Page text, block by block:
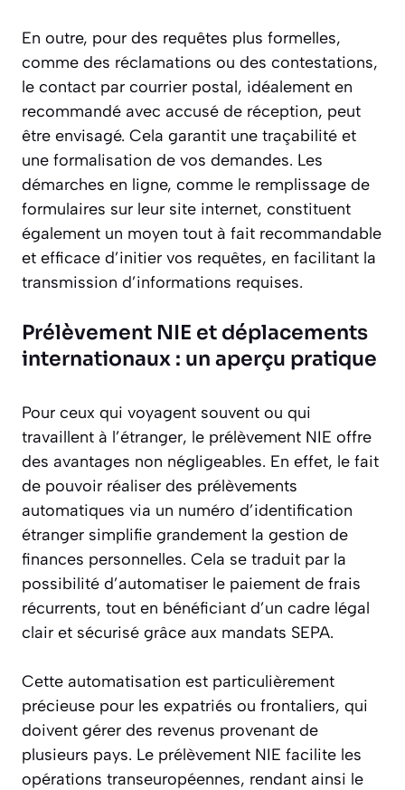
En outre, pour des requêtes plus formelles,
comme des réclamations ou des contestations,
le contact par courrier postal, idéalement en
recommandé avec accusé de réception, peut
être envisagé. Cela garantit une traçabilité et
une formalisation de vos demandes. Les
démarches en ligne, comme le remplissage de
formulaires sur leur site internet, constituent
également un moyen tout à fait recommandable
et efficace d’initier vos requêtes, en facilitant la
transmission d’informations requises.
Prélèvement NIE et déplacements
internationaux : un aperçu pratique
Pour ceux qui voyagent souvent ou qui
travaillent à l’étranger, le prélèvement NIE offre
des avantages non négligeables. En effet, le fait
de pouvoir réaliser des prélèvements
automatiques via un numéro d’identification
étranger simplifie grandement la gestion de
finances personnelles. Cela se traduit par la
possibilité d’automatiser le paiement de frais
récurrents, tout en bénéficiant d’un cadre légal
clair et sécurisé grâce aux mandats SEPA.
Cette automatisation est particulièrement
précieuse pour les expatriés ou frontaliers, qui
doivent gérer des revenus provenant de
plusieurs pays. Le prélèvement NIE facilite les
opérations transeuropéennes, rendant ainsi le